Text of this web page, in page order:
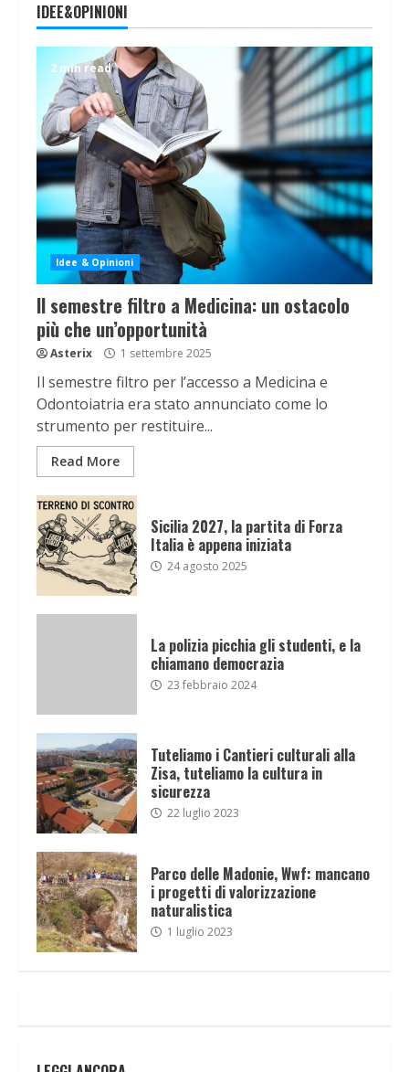
IDEE&OPINIONI
2 min read
Idee & Opinioni
Il semestre filtro a Medicina: un ostacolo
più che un’opportunità
Asterix 1 settembre 2025
Il semestre filtro per l’accesso a Medicina e
Odontoiatria era stato annunciato come lo
strumento per restituire...
Read More
Sicilia 2027, la partita di Forza
Italia è appena iniziata
24 agosto 2025
La polizia picchia gli studenti, e la
chiamano democrazia
23 febbraio 2024
Tuteliamo i Cantieri culturali alla
Zisa, tuteliamo la cultura in
sicurezza
22 luglio 2023
Parco delle Madonie, Wwf: mancano
i progetti di valorizzazione
naturalistica
1 luglio 2023